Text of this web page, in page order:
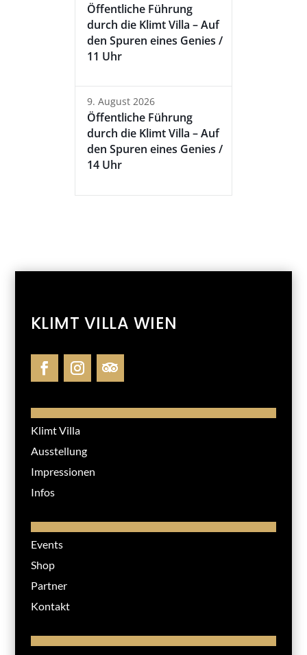
Öffentliche Führung
durch die Klimt Villa – Auf
den Spuren eines Genies /
11 Uhr
9. August 2026
Öffentliche Führung
durch die Klimt Villa – Auf
den Spuren eines Genies /
14 Uhr
KLIMT VILLA WIEN
Klimt Villa
Ausstellung
Impressionen
Infos
Events
Shop
Partner
Kontakt